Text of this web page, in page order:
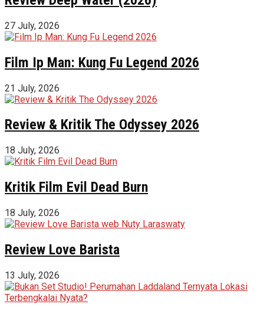
27 July, 2026
Film Ip Man: Kung Fu Legend 2026
21 July, 2026
Review & Kritik The Odyssey 2026
18 July, 2026
Kritik Film Evil Dead Burn
18 July, 2026
Review Love Barista
13 July, 2026